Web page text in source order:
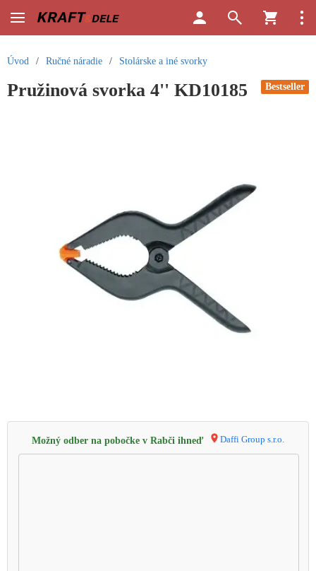
Úvod / Ručné náradie / Stolárske a iné svorky
Bestseller
Pružinová svorka 4'' KD10185
Možný odber na pobočke v Rabči ihneď Daffi Group s.r.o.